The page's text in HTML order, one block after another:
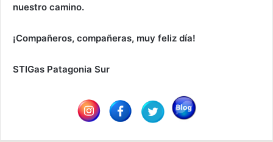
nuestro camino.
¡Compañeros, compañeras, muy feliz día!
STIGas Patagonia Sur